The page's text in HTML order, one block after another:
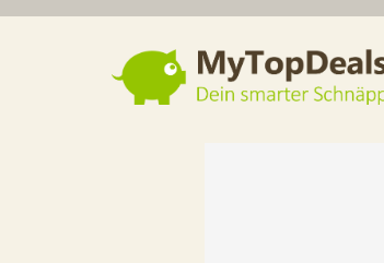
Dein smarter Schnäppchenberater